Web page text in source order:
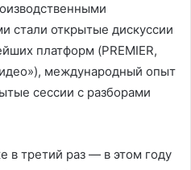
стали открытые дискуссии
платформ (PREMIER,
международный опыт
сессии с разборами
в третий раз — в этом году